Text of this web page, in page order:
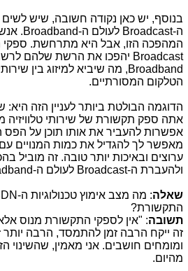
בנוסף, יש כאן נקודה חשובה, שיש לשים
ה-Broadcast לעולם ה-Broadband
.
המהפכה הזו, אבל היא מתרחשת. ספקי
Broadcast יהפכו את הרשת שלהם
Broadband, מה שיביא למיזוג בין
הטלקום המסורתיים.
הדוגמה הבולטת ביותר לעניין הזה היא:
אתה ספק תקשורת של שירותי טלוויזיה
אפשרות להעביר את אותו תוכן על הפס
מאפשר לך להגדיל את כמות המנויים עם
ערוצים ובאיכות יותר טובה. זה מוביל
ולהעברת ה-Broadcast לעולם ה-
שאלה: מה מצב אימוץ טכנולוגיות ה-
התקשורת?
תשובה: "אין לספקי התקשורת מנוס
זה ייקח הרבה זמן להתמסד, הרבה
מהיום.